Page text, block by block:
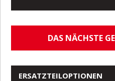
DAS NÄCHSTE
ERSATZTEILOPTIONEN